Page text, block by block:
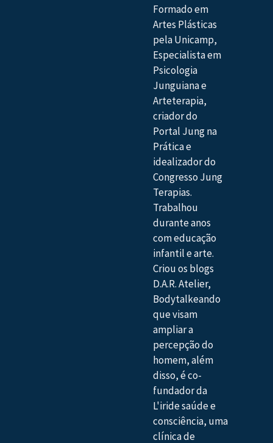
Formado em
Artes Plásticas
pela Unicamp,
Especialista em
Psicologia
Junguiana e
Arteterapia,
criador do
Portal Jung na
Prática e
idealizador do
Congresso Jung
Terapias.
Trabalhou
durante anos
com educação
infantil e arte.
Criou os blogs
D.A.R. Atelier,
Bodytalkeando
que visam
ampliar a
percepção do
homem, além
disso, é co-
fundador da
L'iride saúde e
consciência, uma
clínica de